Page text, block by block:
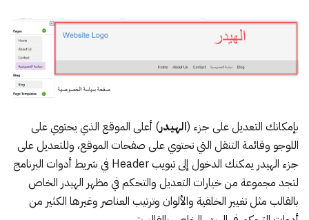
بإمكانك التعديل على جزء (الهيدر) أعلى الموقع الذي يحتوي على
اللوجو وقائمة التنقل التي تحتوي على صفحات الموقع، وللتعديل على
جزء الهيدر يمكنك الدخول إلى تبويب Header في شريط أدوات البرنامج
لتجد مجموعة من خيارات التعديل والتحكم في مظهر الهيدر الخاص
بالقالب مثل تغيير الخلفية والألوان وترتيب العناصر وغيرها الكثير من